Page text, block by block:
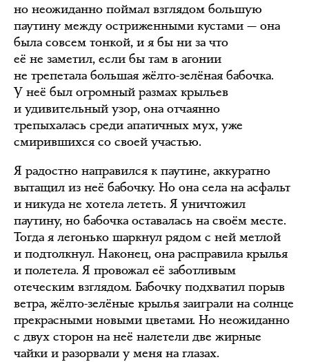
но неожиданно поймал взглядом большую
паутину между остриженными кустами — она
была совсем тонкой, и я бы ни за что
её не заметил, если бы там в агонии
не трепетала большая жёлто-зелёная бабочка.
У неё был огромный размах крыльев
и удивительный узор, она отчаянно
трепыхалась среди апатичных мух, уже
смирившихся со своей участью.
Я радостно направился к паутине, аккуратно
вытащил из неё бабочку. Но она села на асфальт
и никуда не хотела лететь. Я уничтожил
паутину, но бабочка оставалась на своём месте.
Тогда я легонько шаркнул рядом с ней метлой
и подтолкнул. Наконец, она расправила крылья
и полетела. Я провожал её заботливым
отеческим взглядом. Бабочку подхватил порыв
ветра, жёлто-зелёные крылья заиграли на солнце
прекрасными новыми цветами. Но неожиданно
с двух сторон на неё налетели две жирные
чайки и разорвали у меня на глазах.